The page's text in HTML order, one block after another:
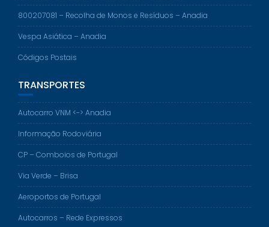
800207081 – Recolha de Monos e Resíduos – Anadia
Vespa Asiática – Anadia
Códigos Postais
TRANSPORTES
Autocarro VNM <-> Anadia
Informação Rodoviária
CP – Comboios de Portugal
Via Verde – Brisa
Aeroportos de Portugal
Autocarros – Rede Expressos